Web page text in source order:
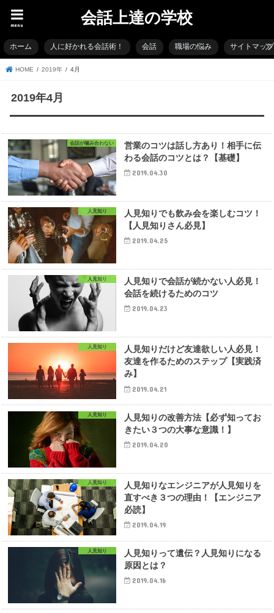
会話上達の学校
menu
ホーム 人に好かれる会話術！ 会話 職場の悩み サイトマップ
HOME 2019年 4月
2019年4月
会話が噛み合わない
営業のコツは話し方あり！相手に伝
わる会話のコツとは？【基礎】
2019.04.30
人見知り
人見知りでも飲み会を楽しむコツ！
【人見知りさん必見】
2019.04.25
人見知り
人見知りで会話が続かない人必見！
会話を続けるためのコツ
2019.04.23
人見知り
人見知りだけど友達欲しい人必見！
友達を作るためのステップ【実践済
み】
2019.04.21
人見知り
人見知りの改善方法【必ず知ってお
きたい３つの大事な意識！】
2019.04.20
人見知り
人見知りなエンジニアが人見知りを
直すべき３つの理由！【エンジニア
必読】
2019.04.19
人見知り
人見知りって遺伝？人見知りになる
原因とは？
2019.04.16